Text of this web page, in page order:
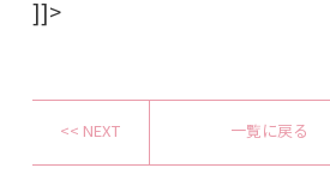
]]>
<< NEXT 一覧に戻る